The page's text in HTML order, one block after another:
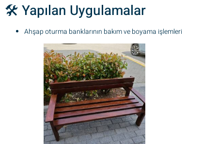
🛠️ Yapılan Uygulamalar
Ahşap oturma banklarının bakım ve boyama işlemleri